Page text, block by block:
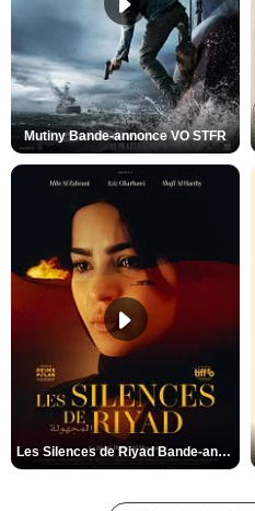
Mutiny Bande-annonce VO STFR
Les Silences de Riyad Bande-annonce VO STFR